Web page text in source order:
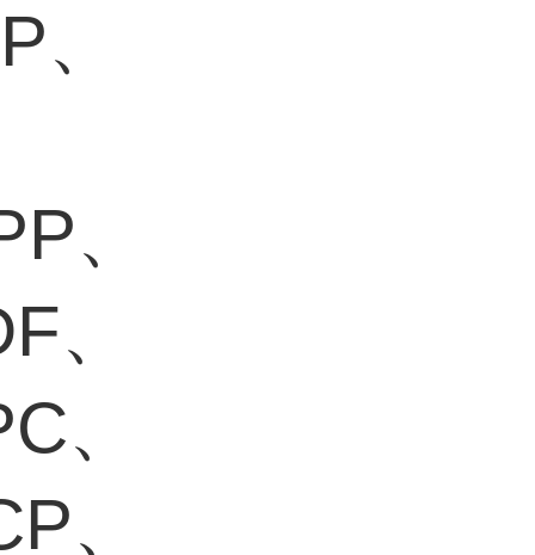
、
、
、
、